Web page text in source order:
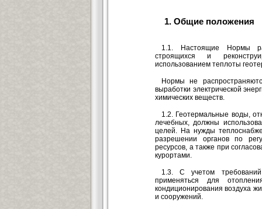
1. Общие положения
1.1. Настоящие Нормы
строящихся и
использованием теплоты
Нормы не
выработки электрической
химических веществ.
1.2. Геотермальные воды,
лечебных, должны
целей. На нужды
разрешении органов по
ресурсов, а также при
курортами.
1.3. С учетом
применяться для
кондиционирования воздуха
и сооружений.